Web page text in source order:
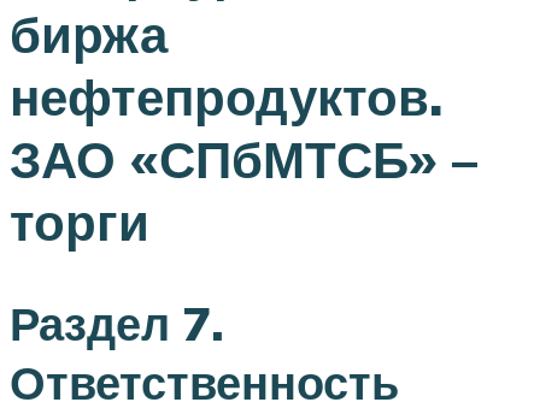
биржа
нефтепродуктов.
ЗАО «СПбМТСБ» –
торги
Раздел 7.
Ответственность